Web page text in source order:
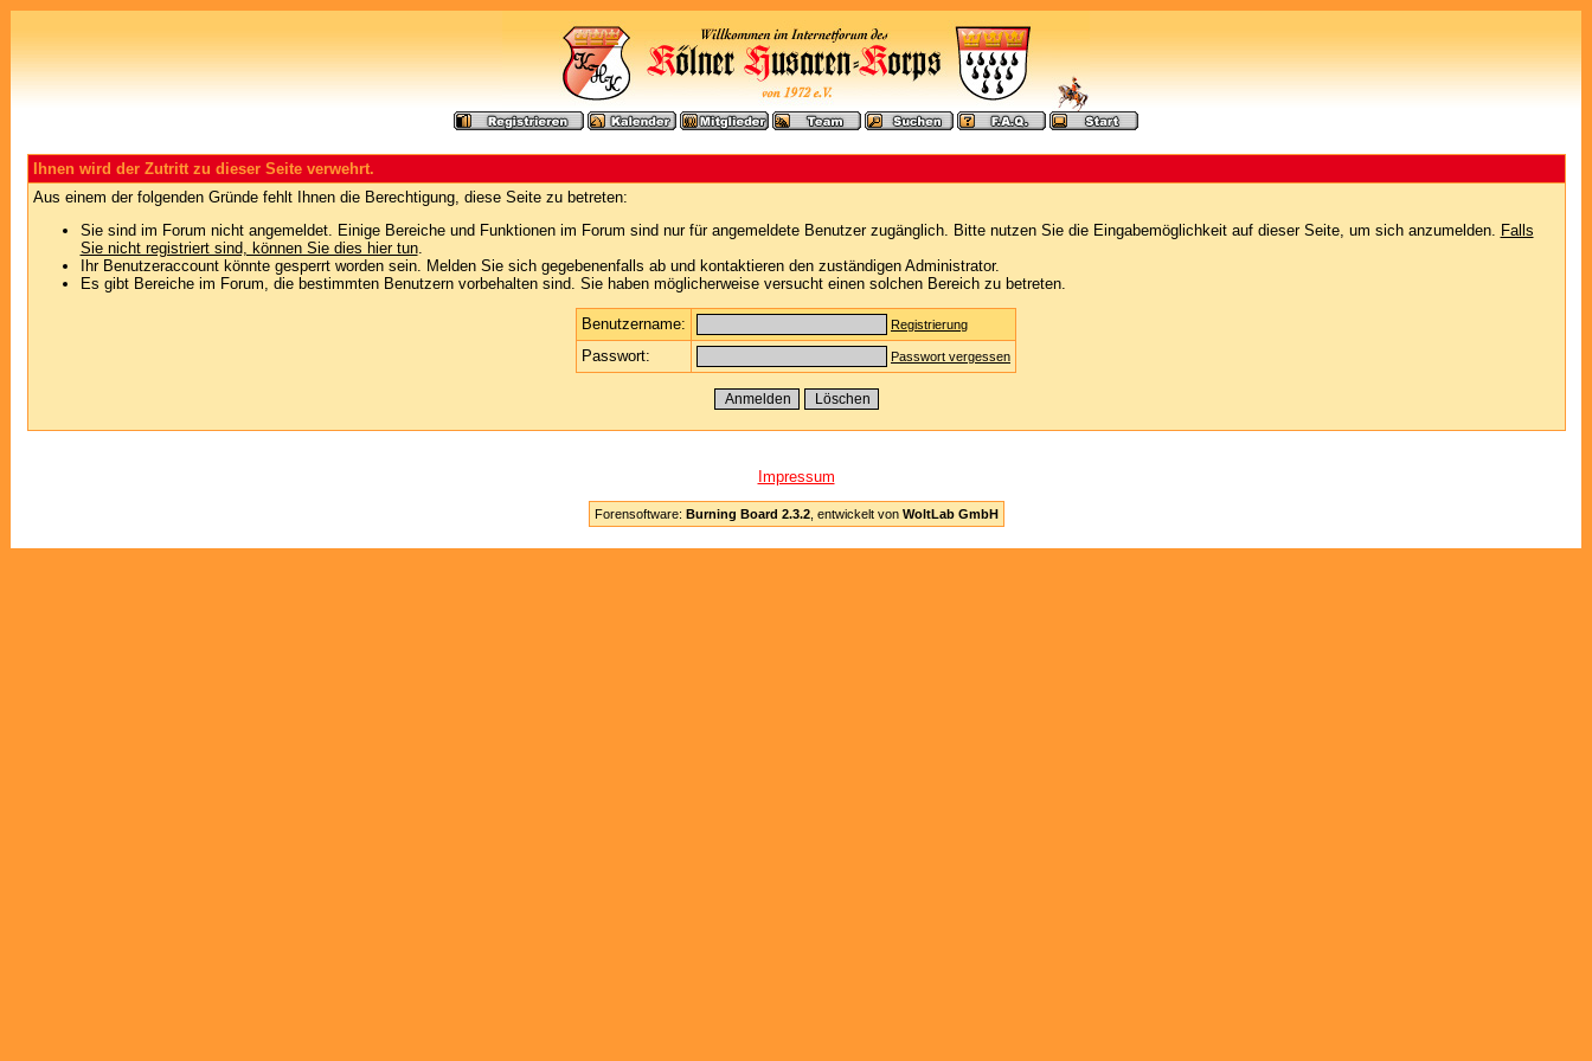
Ihnen wird der Zutritt zu dieser Seite verwehrt.
Aus einem der folgenden Gründe fehlt Ihnen die Berechtigung, diese Seite zu betreten:
Sie sind im Forum nicht angemeldet. Einige Bereiche und Funktionen im Forum sind nur für angemeldete Benutzer zugänglich. Bitte nutzen Sie die Eingabemöglichkeit auf dieser Seite, um sich anzumelden. Falls
Sie nicht registriert sind, können Sie dies hier tun.
Ihr Benutzeraccount könnte gesperrt worden sein. Melden Sie sich gegebenenfalls ab und kontaktieren den zuständigen Administrator.
Es gibt Bereiche im Forum, die bestimmten Benutzern vorbehalten sind. Sie haben möglicherweise versucht einen solchen Bereich zu betreten.
Benutzername: Registrierung
Passwort: Passwort vergessen
Impressum
Forensoftware: Burning Board 2.3.2, entwickelt von WoltLab GmbH